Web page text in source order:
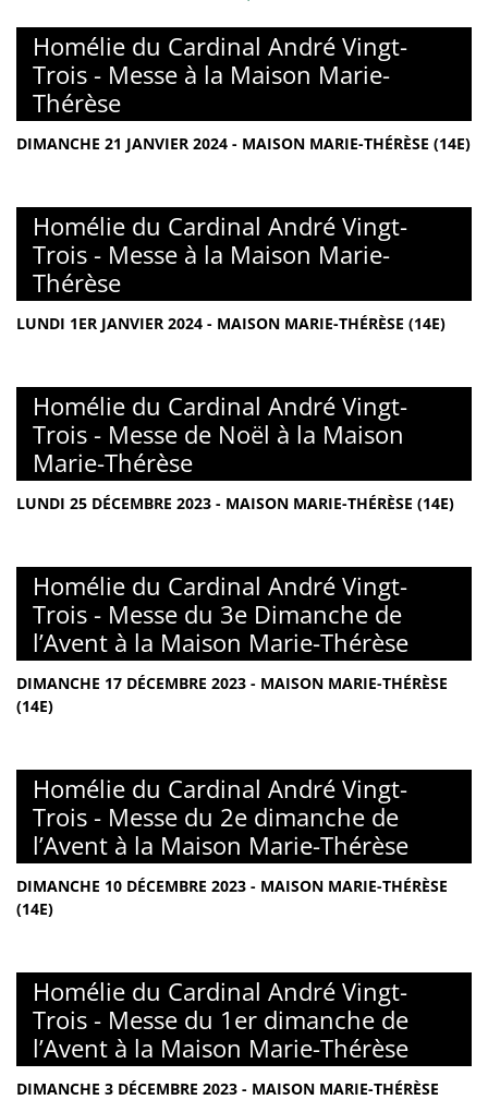
Homélie du Cardinal André Vingt-
Trois - Messe à la Maison Marie-
Thérèse
DIMANCHE 21 JANVIER 2024 - MAISON MARIE-THÉRÈSE (14E)
Homélie du Cardinal André Vingt-
Trois - Messe à la Maison Marie-
Thérèse
LUNDI 1ER JANVIER 2024 - MAISON MARIE-THÉRÈSE (14E)
Homélie du Cardinal André Vingt-
Trois - Messe de Noël à la Maison
Marie-Thérèse
LUNDI 25 DÉCEMBRE 2023 - MAISON MARIE-THÉRÈSE (14E)
Homélie du Cardinal André Vingt-
Trois - Messe du 3e Dimanche de
l’Avent à la Maison Marie-Thérèse
DIMANCHE 17 DÉCEMBRE 2023 - MAISON MARIE-THÉRÈSE
(14E)
Homélie du Cardinal André Vingt-
Trois - Messe du 2e dimanche de
l’Avent à la Maison Marie-Thérèse
DIMANCHE 10 DÉCEMBRE 2023 - MAISON MARIE-THÉRÈSE
(14E)
Homélie du Cardinal André Vingt-
Trois - Messe du 1er dimanche de
l’Avent à la Maison Marie-Thérèse
DIMANCHE 3 DÉCEMBRE 2023 - MAISON MARIE-THÉRÈSE